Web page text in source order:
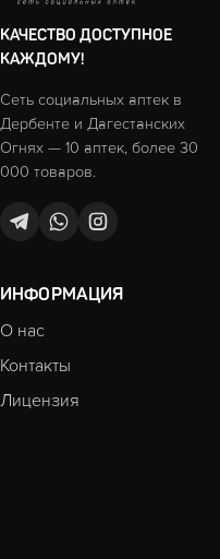
КАЧЕСТВО ДОСТУПНОЕ
КАЖДОМУ!
Сеть социальных аптек в
Дербенте и Дагестанских
Огнях — 10 аптек, более 30
000 товаров.
ИНФОРМАЦИЯ
О нас
Контакты
Лицензия